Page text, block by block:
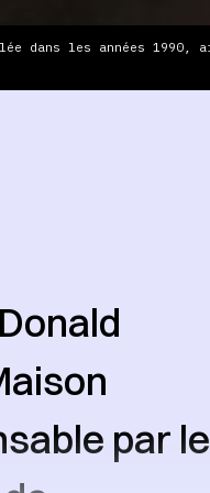
dans les années
par le